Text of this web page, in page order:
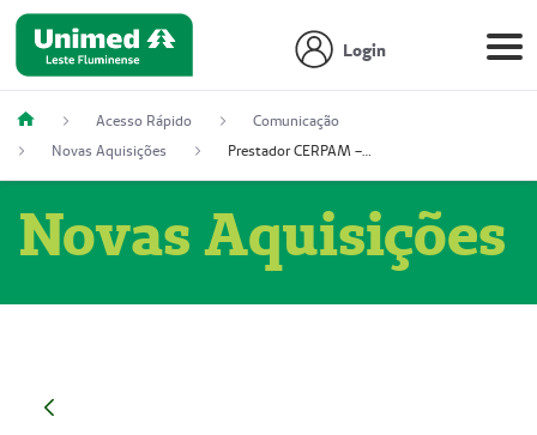
Login
Acesso Rápido
Comunicação
Novas Aquisições
Prestador CERPAM – Centro de Reabilitação S/S Ltda-ME (52004274-8)
Novas Aquisições